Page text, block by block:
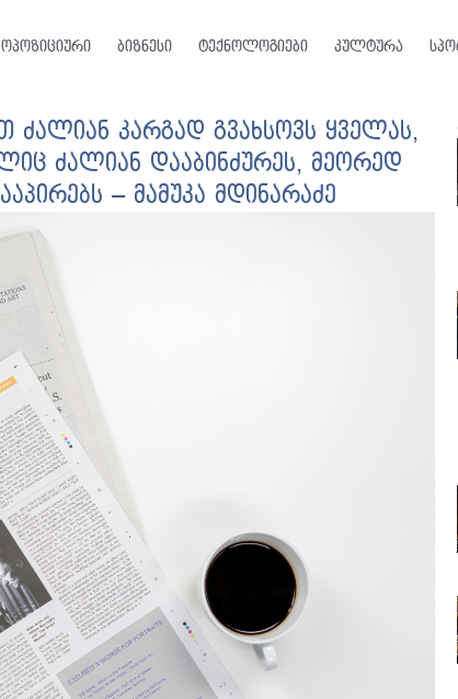
ოპოზიციური ბიზნესი ტექნოლოგიები კულტურა
ძალიან კარგად გვახსოვს ყველას,
ძალიან დააბინძურეს, მეორედ
– მამუკა მდინარაძე